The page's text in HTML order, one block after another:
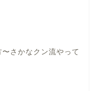
さかなクン流やって